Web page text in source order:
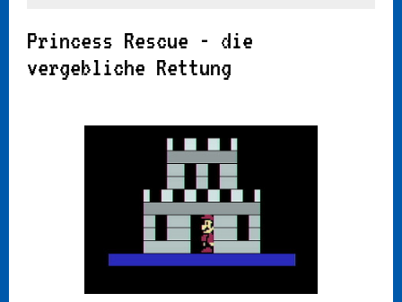
Princess Rescue - die
vergebliche Rettung